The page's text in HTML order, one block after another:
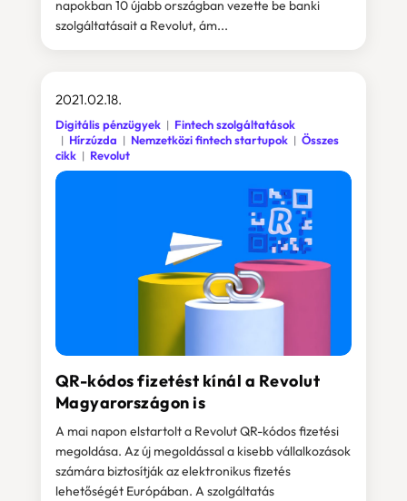
napokban 10 újabb országban vezette be banki
szolgáltatásait a Revolut, ám...
QR-kódos fizetést kínál a Revolut
Magyarországon is
2021.02.18.
Digitális pénzügyek
Fintech szolgáltatások
Hírzúzda
Nemzetközi fintech startupok
Összes
cikk
Revolut
A mai napon elstartolt a Revolut QR-kódos fizetési
megoldása. Az új megoldással a kisebb vállalkozások
számára biztosítják az elektronikus fizetés
lehetőségét Európában. A szolgáltatás